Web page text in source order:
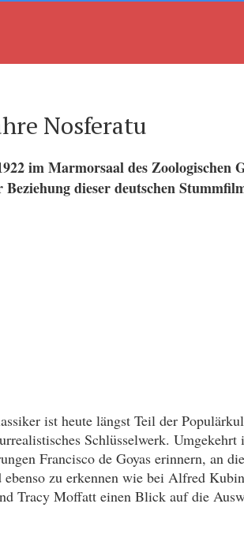
Nosferatu
im Marmorsaal des Zoologischen
dieser deutschen
ist heute längst Teil der
Schlüsselwerk.
Francisco de Goyas erinnern, an
zu erkennen wie bei Alfred
Tracy Moffatt einen Blick auf die